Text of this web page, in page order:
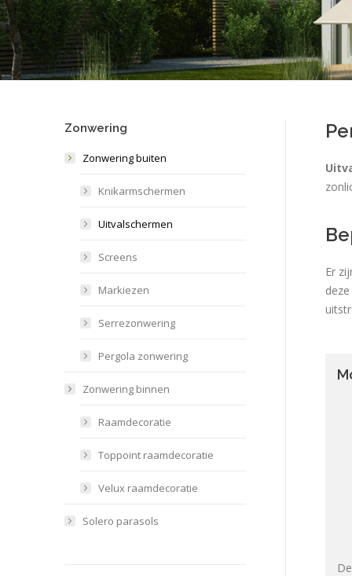
Er
Zonwering
Zonwering buiten
Knikarmschermen
Uitvalschermen
Screens
Markiezen
Serrezonwering
Pergola zonwering
Zonwering binnen
Raamdecoratie
Toppoint raamdecoratie
Velux raamdecoratie
Solero parasols